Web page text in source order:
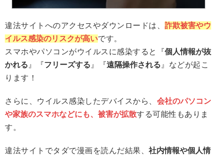
違法サイトへのアクセスやダウンロードは、 詐欺被害やウ
イルス感染のリスクが高いです。
スマホやパソコンがウイルスに感染すると『個人情報が抜
かれる 』『フリーズする 』『遠隔操作される 』などが起こ
ります！
さらに、ウイルス感染したデバイスから、 会社のパソコン
や家族のスマホなどにも、被害が拡散する可能性もありま
す。
違法サイトでタダで漫画を読んだ結果、 社内情報や個人情